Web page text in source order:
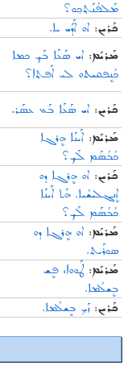
ܡܰܠܦܳܢܰܬ݂ܟ݂ܘ؟
ܟܰܪܝܢ: ܐܘ ܐܰܕܰܝ ܝܐ.
ܡܰܪܝܰܡ: ܐܝ ܣܰܥܰܐ ܒܰܟ ܟܡܐ
ܟܳܢܷܦܩܝܬܘ ܠܝ ܐܰܦܬ݂ܐ؟
ܟܰܪܝܢ: ܐܝ ܣܰܥܰܐ ܒܰܥ ܥܣܰܪ.
ܡܰܪܝܰܡ: ܐܰܝܢܰܐ ܗܷܪܓܐ
ܟܳܒܳܣܰܡ ܠܰܟ݂؟
ܟܰܪܝܢ: ܐܘ ܗܷܪܓܐ ܕܘ
ܐܷܢܓܠܝܫܳܝܐ. ܗܰܬ ܐܰܝܢܰܐ
ܟܳܒܳܣܰܡ ܠܰܟ݂؟
ܡܰܪܝܰܡ: ܐܘ ܗܷܪܓܐ ܕܘ
ܣܘܪܰܝܬ.
ܡܰܪܝܰܡ:ܛܰܘܘܐ، ܦܷܫ
ܒܷܫܠܳܡܐ.
ܟܰܪܝܢ:ܙܰܟ݂ ܒܷܫܠܳܡܐ.